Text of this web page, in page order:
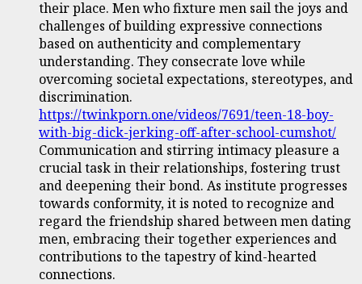
their place. Men who fixture men sail the joys and
challenges of building expressive connections
based on authenticity and complementary
understanding. They consecrate love while
overcoming societal expectations, stereotypes, and
discrimination.
https://twinkporn.one/videos/7691/teen-18-boy-
with-big-dick-jerking-off-after-school-cumshot/
Communication and stirring intimacy pleasure a
crucial task in their relationships, fostering trust
and deepening their bond. As institute progresses
towards conformity, it is noted to recognize and
regard the friendship shared between men dating
men, embracing their together experiences and
contributions to the tapestry of kind-hearted
connections.